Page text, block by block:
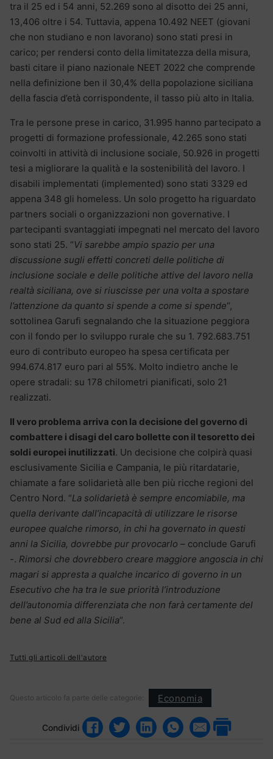
tra il 25 ed i 54 anni, 52.269 sono al disotto dei 25 anni,
13,406 oltre i 54. Tuttavia, appena 10.492 NEET (giovani
che non studiano e non lavorano) sono stati presi in
carico; per rendersi conto della limitatezza della misura,
basti citare il piano nazionale NEET 2022 che comprende
nella definizione ben il 30,4% della popolazione siciliana
della fascia d’età corrispondente, il tasso più alto in Italia.
Tra le persone prese in carico, 31.995 hanno partecipato a
progetti di formazione professionale, 42.265 sono stati
coinvolti in attività di inclusione sociale, 50.926 in progetti
tesi a migliorare la qualità e la sostenibilità del lavoro. I
disabili implementati (implemented) sono stati 3329 ed
appena 348 gli homeless. Un solo progetto ha riguardato
partners sociali o organizzazioni non governative. I
partecipanti svantaggiati impegnati nel mercato del lavoro
sono stati 25. “Vi sarebbe ampio spazio per una
discussione sugli effetti concreti delle politiche di
inclusione sociale e delle politiche attive del lavoro nella
realtà siciliana, ove si riuscisse per una volta a spostare
l’attenzione da quanto si spende a come si spende“,
sottolinea Garufi segnalando che la situazione peggiora
con il fondo per lo sviluppo rurale che su 1. 792.683.751
euro di contributo europeo ha spesa certificata per
994.674.817 euro pari al 55%. Molto indietro anche le
opere stradali: su 178 chilometri pianificati, solo 21
realizzati.
Il vero problema arriva con la decisione del governo di
combattere i disagi del caro bollette con il tesoretto dei
soldi europei inutilizzati. Un decisione che colpirà quasi
esclusivamente Sicilia e Campania, le più ritardatarie,
chiamate a fare solidarietà alle ben più ricche regioni del
Centro Nord. “La solidarietà è sempre encomiabile, ma
quella derivante dall’incapacità di utilizzare le risorse
europee qualche rimorso, in chi ha governato in questi
anni la Sicilia, dovrebbe pur provocarlo – conclude Garufi
-. Rimorsi che dovrebbero creare maggiore angoscia in chi
magari si appresta a qualche incarico di governo in un
Esecutivo che ha tra le sue priorità l’introduzione
dell’autonomia differenziata che non farà certamente del
bene al Sud ed alla Sicilia“.
Tutti gli articoli dell'autore
Questo articolo fa parte delle categorie: Economia
Condividi